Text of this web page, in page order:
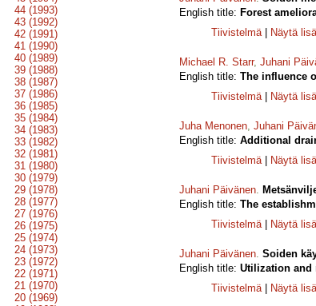
44 (1993)
43 (1992)
42 (1991)
41 (1990)
40 (1989)
39 (1988)
38 (1987)
37 (1986)
36 (1985)
35 (1984)
34 (1983)
33 (1982)
32 (1981)
31 (1980)
30 (1979)
29 (1978)
28 (1977)
27 (1976)
26 (1975)
25 (1974)
24 (1973)
23 (1972)
22 (1971)
21 (1970)
20 (1969)
English title: Forest
Tiivistelmä| Näytä
Michael R. Starr, Juhani
English title: The influence
Tiivistelmä| Näytä
Juha Menonen, Juhani
English title: Additional
Tiivistelmä| Näytä
Juhani Päivänen.
English title: The
Tiivistelmä| Näytä
Juhani Päivänen. Soiden
English title: Utilization and
Tiivistelmä| Näytä